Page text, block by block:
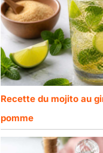
Recette du mojito au
pomme